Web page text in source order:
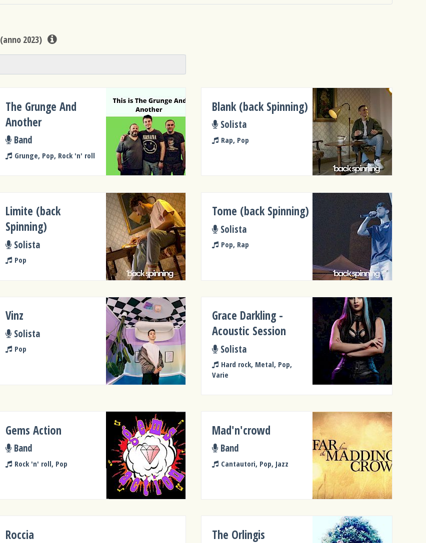
(anno 2023)
The Grunge And
Another
Band
Grunge, Pop, Rock 'n' roll
Blank (back Spinning)
Solista
Rap, Pop
Limite (back
Spinning)
Solista
Pop
Tome (back Spinning)
Solista
Pop, Rap
Vinz
Solista
Pop
Grace Darkling -
Acoustic Session
Solista
Hard rock, Metal, Pop,
Varie
Gems Action
Band
Rock 'n' roll, Pop
Mad'n'crowd
Band
Cantautori, Pop, Jazz
Roccia The Orlingis